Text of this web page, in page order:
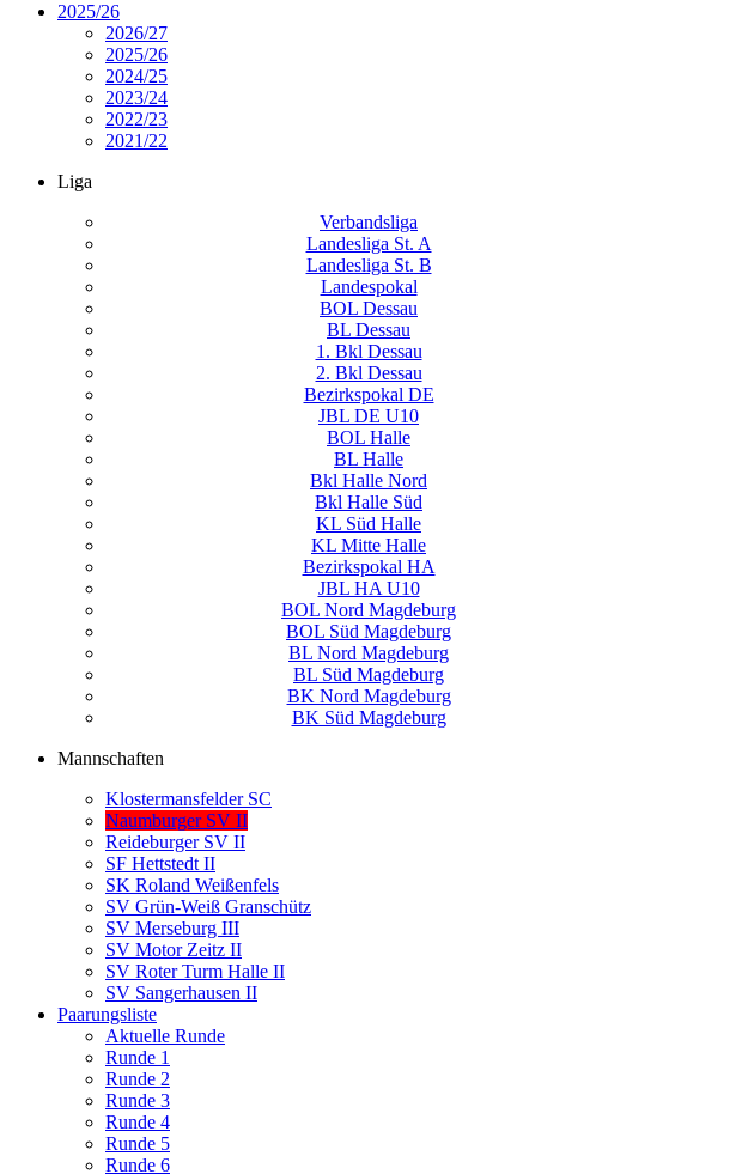
2025/26
2026/27
2025/26
2024/25
2023/24
2022/23
2021/22
Liga
Verbandsliga
Landesliga St. A
Landesliga St. B
Landespokal
BOL Dessau
BL Dessau
1. Bkl Dessau
2. Bkl Dessau
Bezirkspokal DE
JBL DE U10
BOL Halle
BL Halle
Bkl Halle Nord
Bkl Halle Süd
KL Süd Halle
KL Mitte Halle
Bezirkspokal HA
JBL HA U10
BOL Nord Magdeburg
BOL Süd Magdeburg
BL Nord Magdeburg
BL Süd Magdeburg
BK Nord Magdeburg
BK Süd Magdeburg
Mannschaften
Klostermansfelder SC
Naumburger SV II
Reideburger SV II
SF Hettstedt II
SK Roland Weißenfels
SV Grün-Weiß Granschütz
SV Merseburg III
SV Motor Zeitz II
SV Roter Turm Halle II
SV Sangerhausen II
Paarungsliste
Aktuelle Runde
Runde 1
Runde 2
Runde 3
Runde 4
Runde 5
Runde 6